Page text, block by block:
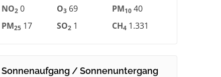
NO2 0 O3 69 PM10 40
PM25 17 SO2 1 CH4 1.331
Sonnenaufgang / Sonnenuntergang